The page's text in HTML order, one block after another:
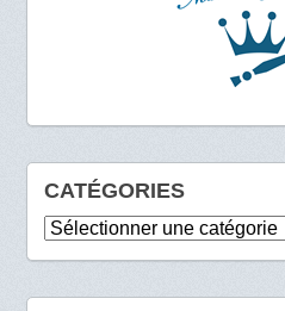
CATÉGORIES
Catégories